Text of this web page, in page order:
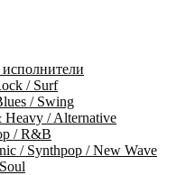
/ Surf
/ Swing
Heavy / Alternative
/ R&B
/ Synthpop / New Wave